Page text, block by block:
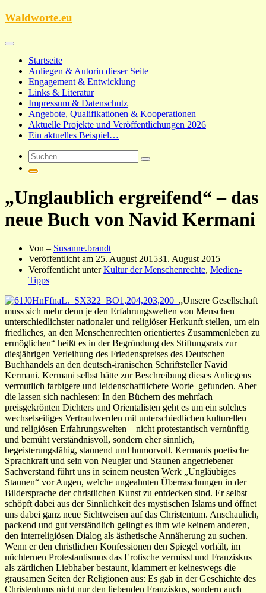
Zum
Waldworte.eu
Startseite
Anliegen & Autorin dieser Seite
Engagement & Entwicklung
Links & Literatur
Impressum & Datenschutz
Angebote, Qualifikationen & Kooperationen
Aktuelle Projekte und Veröffentlichungen 2026
Ein aktuelles Beispiel…
„Unglaublich ergreifend“ – das
neue Buch von Navid Kermani
Von – Susanne.brandt
Veröffentlicht am 25. August 201531. August 2015
Veröffentlicht unterKultur der Menschenrechte, Medien-
Tipps
„Unsere Gesellschaft
muss sich mehr denn je den Erfahrungswelten von Menschen
unterschiedlichster nationaler und religiöser Herkunft stellen, um ein
friedliches, an den Menschenrechten orientiertes Zusammenleben zu
ermöglichen“ heißt es in der Begründung des Stiftungsrats zur
diesjährigen Verleihung des Friedenspreises des Deutschen
Buchhandels an den deutsch-iranischen Schriftsteller Navid
Kermani. Kermani selbst hätte zur Beschreibung dieses Anliegens
vermutlich farbigere und leidenschaftlichere Worte gefunden. Aber
die lassen sich nachlesen: In den Büchern des mehrfach
preisgekrönten Dichters und Orientalisten geht es um ein solches
wechselseitiges Vertrautwerden mit unterschiedlichen kulturellen
und religiösen Erfahrungswelten – nicht protestantisch vernünftig
und bemüht verständnisvoll, sondern eher sinnlich,
begeisterungsfähig, staunend und humorvoll. Kermanis poetische
Sprachkraft und sein von Neugier und Staunen angetriebener
Sachverstand führt uns in seinem neusten Werk „Ungläubiges
Staunen“ vor Augen, welche ungeahnten Überraschungen in der
Bildersprache der christlichen Kunst zu entdecken sind. Er selbst
schöpft dabei aus der Sinnlichkeit des mystischen Islams und öffnet
uns dabei ganz neue Sichtweisen auf das Christentum. Anschaulich,
packend und gut verständlich gelingt es ihm wie keinem anderen,
den interreligiösen Dialog als ästhetische Annäherung zu suchen.
Wenn er den christlichen Konfessionen den Spiegel vorhält, im
nüchternen Protestantismus das Erotische vermisst und Franziskus
als zärtlichen Liebhaber bestaunt, klammert er keineswegs die
grausamen Seiten der Religionen aus: Es gab in der Geschichte des
Christentums nicht nur den liebenden Franziskus, sondern auch